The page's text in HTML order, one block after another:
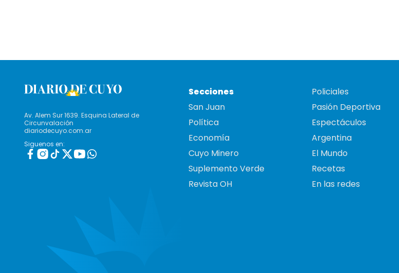
Av. Alem Sur 1639. Esquina Lateral de
Circunvalación
diariodecuyo.com.ar
Siguenos en:
Secciones
San Juan
Política
Economía
Cuyo Minero
Suplemento Verde
Revista OH
Policiales
Pasión Deportiva
Espectáculos
Argentina
El Mundo
Recetas
En las redes